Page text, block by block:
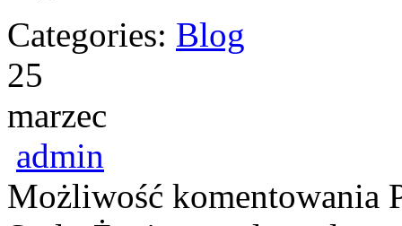
Categories: Blog
25
marzec
admin
Możliwość komentowania